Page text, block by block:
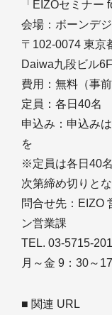
「EIZOセミナー
会場：ボーンデ
〒102-0074 東京
Daiwa九段ビル6F
費用：無料（事前
定員：各日40名
申込み：申込みは
を
※定員は各日40
次第締め切りと
問合せ先：EIZO
ン営業課
TEL. 03-5715-
月～金 9：30～
■ 関連 URL